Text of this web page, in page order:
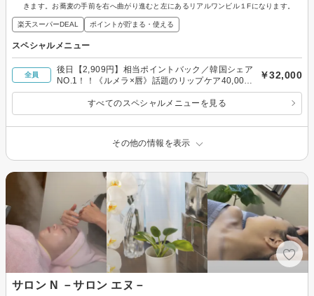
きます。お蕎麦の手前を右へ曲がり進むと左にあるリアルワンビル１Fになります。
楽天スーパーDEAL ポイントが貯まる・使える
スペシャルメニュー
全員
後日【2,909円】相当ポイントバック／韓国シェア
NO.1！！《ルメラ×唇》話題のリップケア40,000
円→32,000円♪
￥32,000
すべてのスペシャルメニューを見る
その他の情報を表示
サロン N －サロン エヌ－